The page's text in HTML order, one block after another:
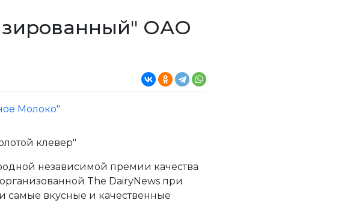
ОАО
клевер"
независимой премии качества
The DairyNews при
самые вкусные и качественные